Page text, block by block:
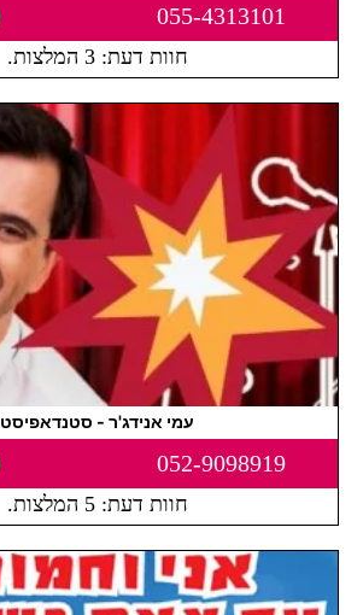
055-4313101
חוות דעת: 3 המלצות.
עמי אנידג'ר - סטנדאפיסט
052-9098919
חוות דעת: 5 המלצות.